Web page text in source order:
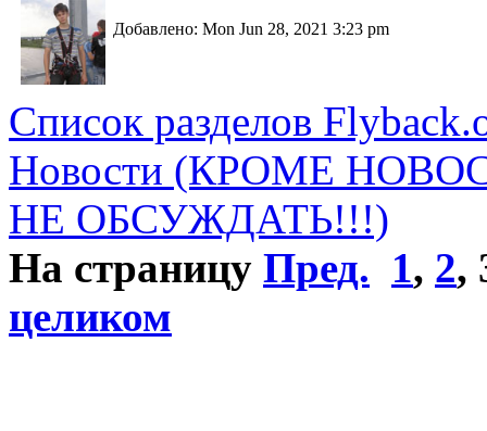
Добавлено: Mon Jun 28, 2021 3:23 pm
Список разделов
Новости (КРОМЕ
НЕ ОБСУЖДАТЬ!!!)
На страницу Пред. 1, 2,
целиком